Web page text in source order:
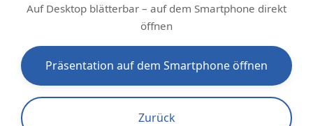
Bürgerversammlung
Mitarbeiter Rathaus / Tourismus
Was erledige ich wo?
Bürgersprechstunde und
Auf Desktop blätterbar – auf dem Smartphone direkt
öffnen
Präsentation auf dem Smartphone öffnen
Zurück